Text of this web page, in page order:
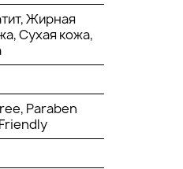
Жирная
Сухая кожа,
Paraben